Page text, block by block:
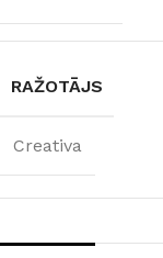
RAŽOTĀJS
Creativa